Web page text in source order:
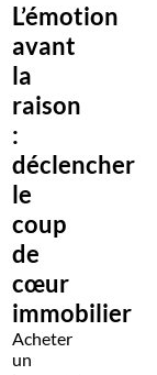
L’émotion
avant
la
raison
:
déclencher
le
coup
de
cœur
immobilier
Acheter
un